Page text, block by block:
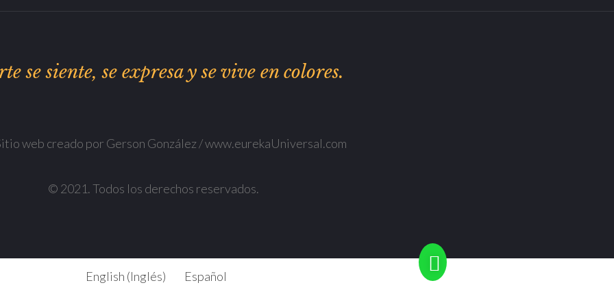
se siente, se expresa y se vive en colores.
web creado por Gerson González / www.eurekaUniversal.com
© 2021. Todos los derechos reservados.
English (Inglés) Español